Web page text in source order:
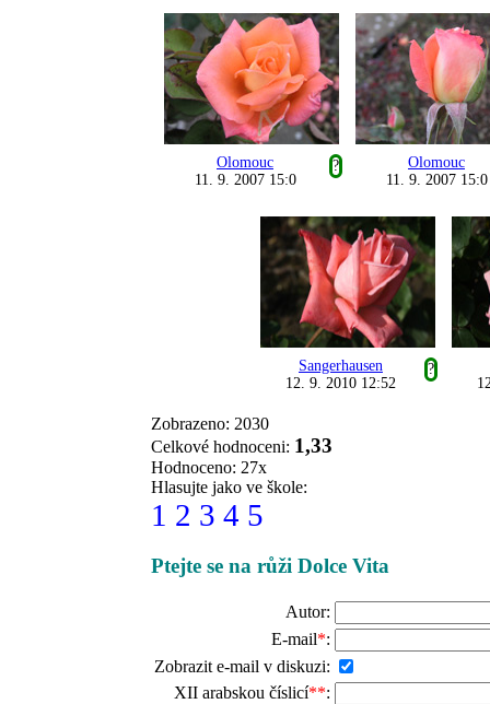
Olomouc
?
11. 9. 2007 15:0
Olomouc
11. 9. 2007 15:0
Sangerhausen
?
12. 9. 2010 12:52
Zobrazeno: 2030
Celkové hodnoceni: 1,33
Hodnoceno: 27x
Hlasujte jako ve škole:
1 2 3 4 5
Ptejte se na růži Dolce Vita
Autor:
E-mail*:
Zobrazit e-mail v diskuzi:
XII arabskou číslicí**: